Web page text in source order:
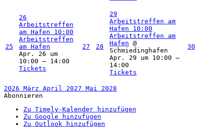
25
26
Arbeitstreffen
am Hafen 10:00
Arbeitstreffen
am Hafen
Apr. 26 um
10:00 – 14:00
Tickets
27 28
29
Arbeitstreffen am
Hafen 10:00
Arbeitstreffen am
Hafen @
Schmiedinghafen
Apr. 29 um 10:00 –
14:00
Tickets
30
2026 März April 2027 Mai 2028
Abonnieren
Zu Timely-Kalender hinzufügen
Zu Google hinzufügen
Zu Outlook hinzufügen